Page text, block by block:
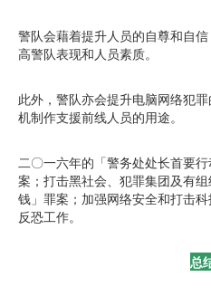
警队会藉着提升人员的自尊和自
高警队表现和人员素质。
此外，警队亦会提升电脑网络犯
机制作支援前线人员的用途。
二〇一六年的「警务处处长首要
案；打击黑社会、犯罪集团及有
钱」罪案；加强网络安全和打击
反恐工作。
总